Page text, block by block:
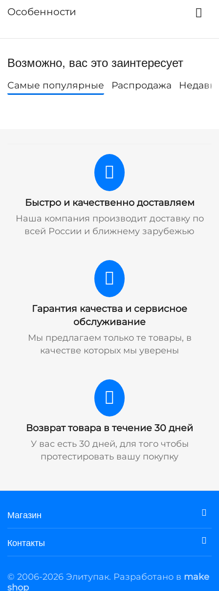
Особенности
Возможно, вас это заинтересует
Самые популярные Распродажа
Быстро и качественно доставляем
Наша компания производит доставку по
всей России и ближнему зарубежью
Гарантия качества и сервисное
обслуживание
Мы предлагаем только те товары, в
качестве которых мы уверены
Возврат товара в течение 30 дней
У вас есть 30 дней, для того чтобы
протестировать вашу покупку
Магазин
Контакты
© 2006-2026 Элитупак. Разработано в make
shop